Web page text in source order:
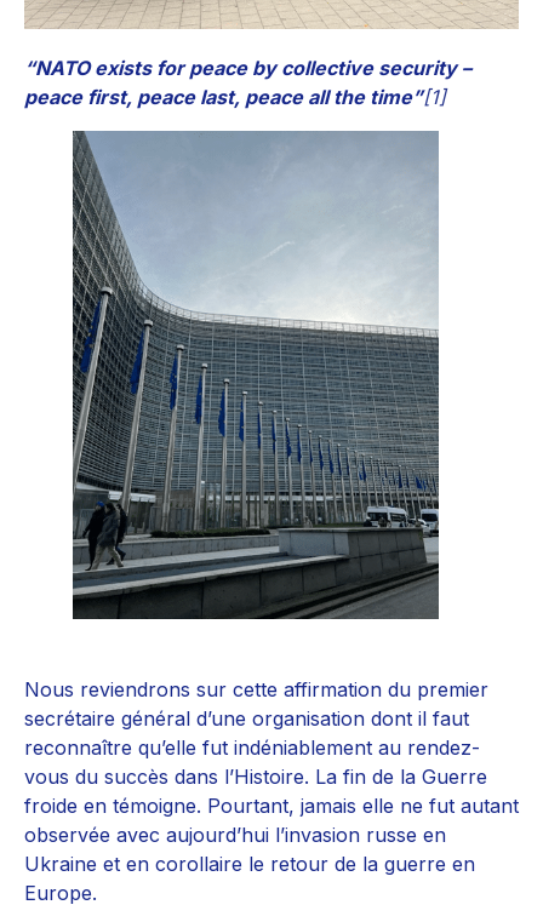
“NATO exists for peace by collective security –
peace first, peace last, peace all the time”[1]
Nous reviendrons sur cette affirmation du premier
secrétaire général d’une organisation dont il faut
reconnaître qu’elle fut indéniablement au rendez-
vous du succès dans l’Histoire. La fin de la Guerre
froide en témoigne. Pourtant, jamais elle ne fut autant
observée avec aujourd’hui l’invasion russe en
Ukraine et en corollaire le retour de la guerre en
Europe.